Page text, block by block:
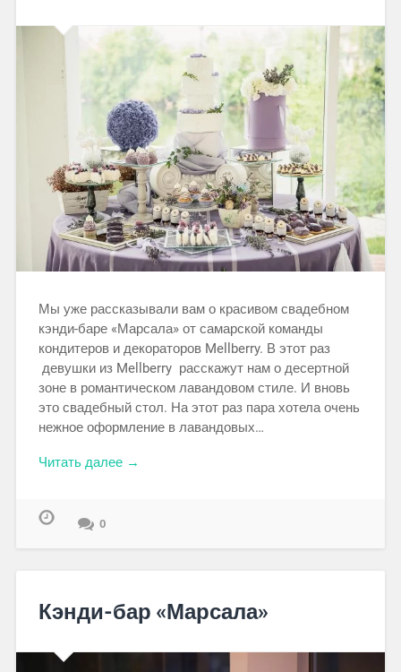
Мы уже рассказывали вам о красивом свадебном
кэнди-баре «Марсала» от самарской команды
кондитеров и декораторов Mellberry. В этот раз
девушки из Mellberry расскажут нам о десертной
зоне в романтическом лавандовом стиле. И вновь
это свадебный стол. На этот раз пара хотела очень
нежное оформление в лавандовых…
Читать далее →
0
Кэнди-бар «Марсала»